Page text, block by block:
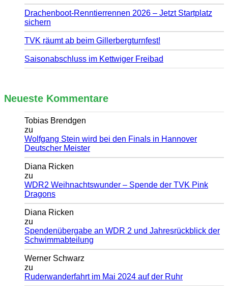
Drachenboot-Renntierrennen 2026 – Jetzt Startplatz
sichern
TVK räumt ab beim Gillerbergturnfest!
Saisonabschluss im Kettwiger Freibad
Neueste Kommentare
Tobias Brendgen
zu
Wolfgang Stein wird bei den Finals in Hannover
Deutscher Meister
Diana Ricken
zu
WDR2 Weihnachtswunder – Spende der TVK Pink
Dragons
Diana Ricken
zu
Spendenübergabe an WDR 2 und Jahresrückblick der
Schwimmabteilung
Werner Schwarz
zu
Ruderwanderfahrt im Mai 2024 auf der Ruhr